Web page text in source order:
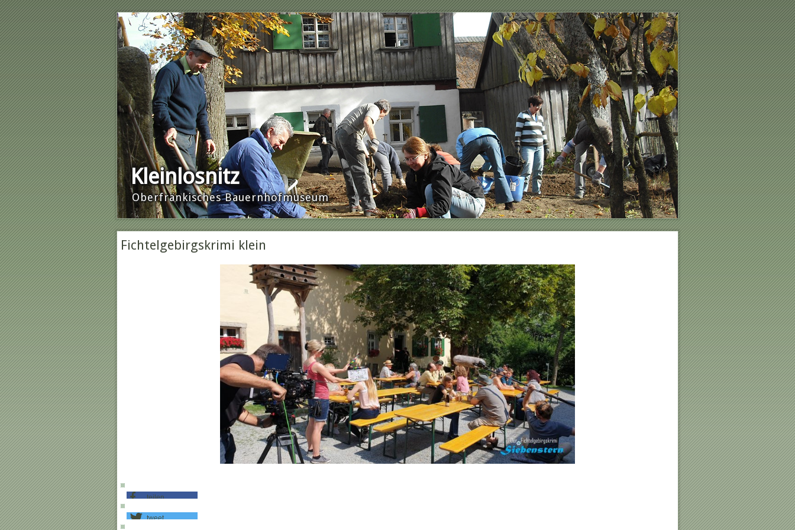
Kleinlosnitz
Oberfränkisches Bauernhofmuseum
Fichtelgebirgskrimi klein
teilen
tweet